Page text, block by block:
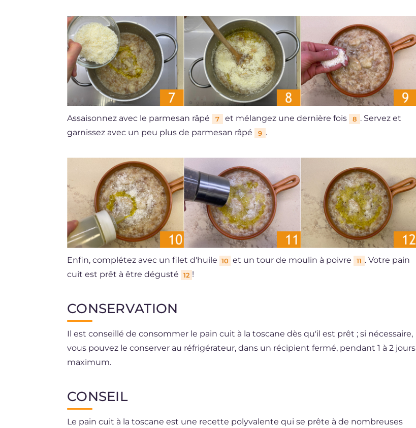
Assaisonnez avec le parmesan râpé 7 et mélangez une dernière fois 8 . Servez et
garnissez avec un peu plus de parmesan râpé
9 .
Enfin, complétez avec un filet d'huile 10 et un tour de moulin à poivre 11 . Votre pain
cuit est prêt à être dégusté
12 !
CONSERVATION
Il est conseillé de consommer le pain cuit à la toscane dès qu'il est prêt ; si nécessaire,
vous pouvez le conserver au réfrigérateur, dans un récipient fermé, pendant 1 à 2 jours
maximum.
CONSEIL
Le pain cuit à la toscane est une recette polyvalente qui se prête à de nombreuses